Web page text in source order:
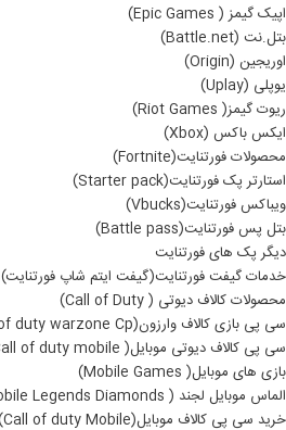
اپیک گیمز ( Epic Games)
بتل.نت (Battle.net)
اوریجین (Origin)
یوپلی (Uplay)
ریوت گیمز( Riot Games)
ایکس باکس (Xbox)
محصولات فورتنایت(Fortnite)
استارتر پک فورتنایت(Starter pack)
ویباکس فورتنایت(Vbucks)
بتل پس فورتنایت(Battle pass)
دیگر پک های فورتنایت
خدمات گیفت فورتنایت(گیفت ایتم شاپ فورتنایت)
محصولات کالاف دیوتی ( Call of Duty)
سی پی بازی کالاف وارزون(Call of duty warzone Cp)
سی پی کالاف دیوتی موبایل( Call of duty mobile)
بازی های موبایل( Mobile Games)
الماس موبایل لجند ( Mobile Legends Diamonds)
خرید سی پی کالاف موبایل(Call of duty Mobile)